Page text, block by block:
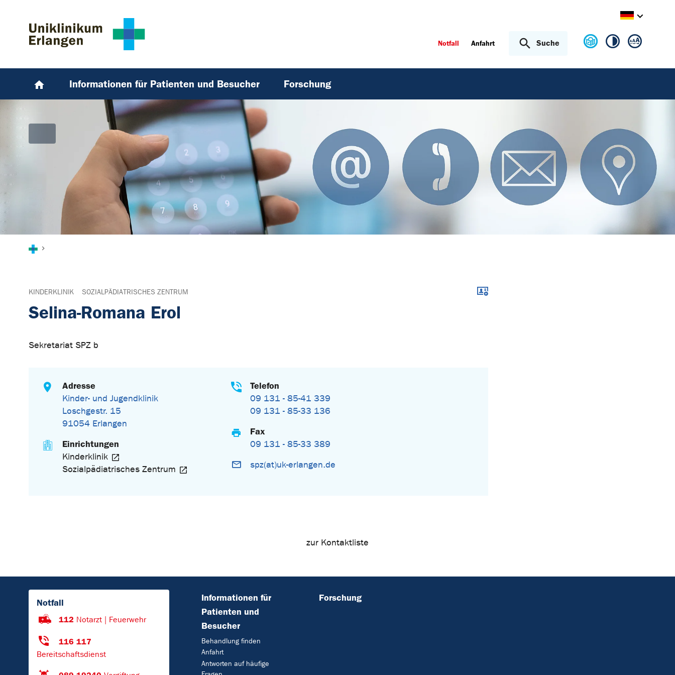
Notfall Anfahrt Suche
Informationen für Patienten und Besucher Forschung
KINDERKLINIK SOZIALPÄDIATRISCHES ZENTRUM
Selina-Romana Erol
Sekretariat SPZ b
Download im .vcf-Format
Adresse
Kinder- und Jugendklinik
Loschgestr. 15
91054 Erlangen
Einrichtungen
Kinderklinik
Sozialpädiatrisches Zentrum
Telefon
09 131 - 85-41 339
09 131 - 85-33 136
Fax
09 131 - 85-33 389
spz(at)uk-erlangen.de
zur Kontaktliste
Notfall
112 Notarzt | Feuerwehr
116 117
Bereitschaftsdienst
Informationen für
Patienten und
Besucher
Behandlung finden
Anfahrt
Antworten auf häufige
Forschung